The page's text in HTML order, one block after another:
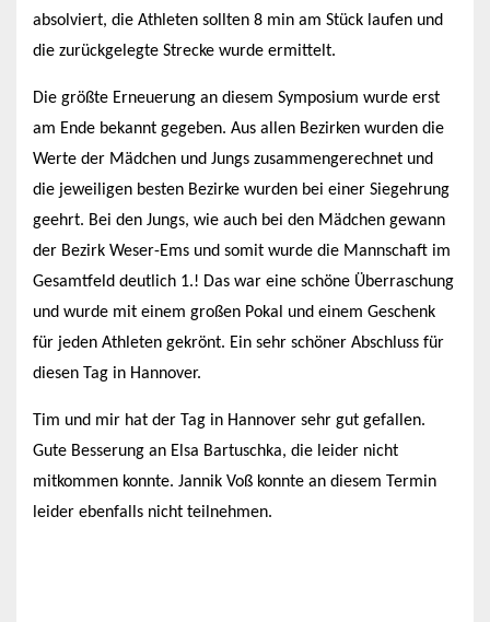
absolviert, die Athleten sollten 8 min am Stück laufen und
die zurückgelegte Strecke wurde ermittelt.
Die größte Erneuerung an diesem Symposium wurde erst
am Ende bekannt gegeben. Aus allen Bezirken wurden die
Werte der Mädchen und Jungs zusammengerechnet und
die jeweiligen besten Bezirke wurden bei einer Siegehrung
geehrt. Bei den Jungs, wie auch bei den Mädchen gewann
der Bezirk Weser-Ems und somit wurde die Mannschaft im
Gesamtfeld deutlich 1.! Das war eine schöne Überraschung
und wurde mit einem großen Pokal und einem Geschenk
für jeden Athleten gekrönt. Ein sehr schöner Abschluss für
diesen Tag in Hannover.
Tim und mir hat der Tag in Hannover sehr gut gefallen.
Gute Besserung an Elsa Bartuschka, die leider nicht
mitkommen konnte. Jannik Voß konnte an diesem Termin
leider ebenfalls nicht teilnehmen.